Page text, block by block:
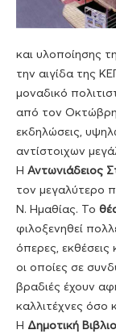
και υλοποίησης
την αιγίδα της
μοναδικό
από τον Οκτώβρη
εκδηλώσεις,
αντίστοιχων
Η Αντωνιάδειος
τον μεγαλύτερο
Ν. Ημαθίας. Το
φιλοξενηθεί
όπερες,
οι οποίες σε
βραδιές έχουν
καλλιτέχνες όσο
Η Δημοτική